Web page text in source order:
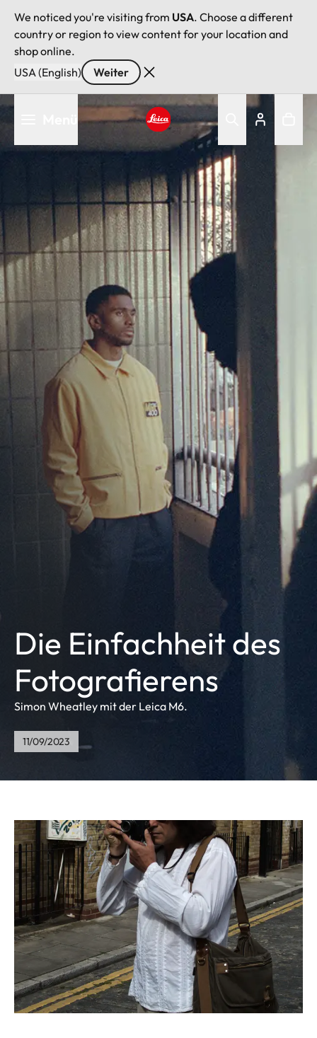
We noticed you're visiting from USA. Choose a different
country or region to view content for your location and
shop online.
USA (English)
Weiter
Direkt
zum
Leica logo - Home
Die Einfachheit des
Fotografierens
Simon Wheatley mit der Leica M6.
11/09/2023